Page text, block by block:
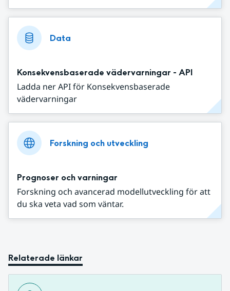
Data
Konsekvensbaserade vädervarningar - API
Ladda ner API för Konsekvensbaserade
vädervarningar
Forskning och utveckling
Prognoser och varningar
Forskning och avancerad modellutveckling för att
du ska veta vad som väntar.
Relaterade länkar